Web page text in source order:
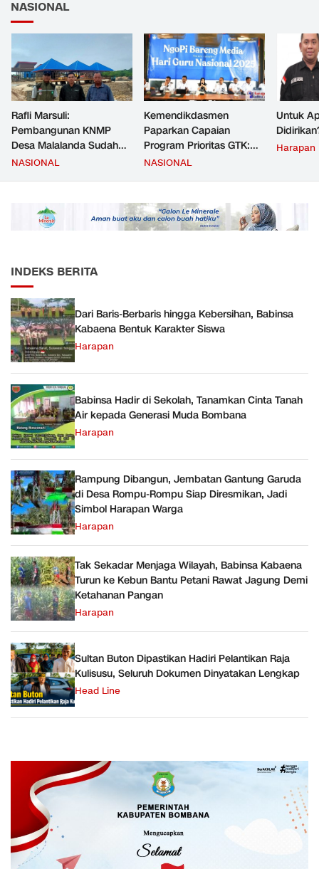
NASIONAL
Rafli Marsuli:
Pembangunan KNMP
Desa Malalanda Sudah
Mencapai 69 Persen dan
JMD dan JMF
NASIONAL
Kemendikdasmen
Paparkan Capaian
Program Prioritas GTK:
Kompetensi Meningkat,
NASIONAL
Untuk
Harapan
INDEKS BERITA
Dari Baris-Berbaris hingga Kebersihan, Babinsa
Kabaena Bentuk Karakter Siswa
Harapan
Babinsa Hadir di Sekolah, Tanamkan Cinta Tanah
Air kepada Generasi Muda Bombana
Harapan
Rampung Dibangun, Jembatan Gantung Garuda
di Desa Rompu-Rompu Siap Diresmikan, Jadi
Simbol Harapan Warga
Harapan
Tak Sekadar Menjaga Wilayah, Babinsa Kabaena
Turun ke Kebun Bantu Petani Rawat Jagung Demi
Ketahanan Pangan
Harapan
Sultan Buton Dipastikan Hadiri Pelantikan Raja
Kulisusu, Seluruh Dokumen Dinyatakan Lengkap
Head Line